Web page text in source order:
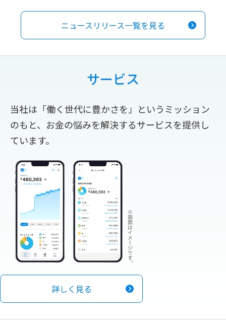
ニュースリリース一覧を見る
サービス
当社は「働く世代に豊かさを」というミッション
のもと、お金の悩みを解決するサービスを提供し
ています。
詳しく見る